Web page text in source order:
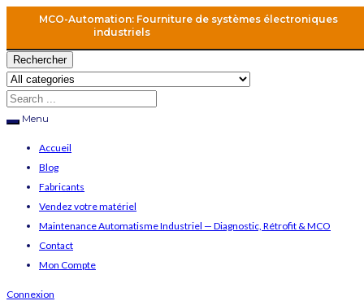
MCO-Automation: Fourniture de systèmes électroniques
industriels
Rechercher
Menu
Accueil
Blog
Fabricants
Vendez votre matériel
Maintenance Automatisme Industriel — Diagnostic, Rétrofit & MCO
Contact
Mon Compte
Connexion